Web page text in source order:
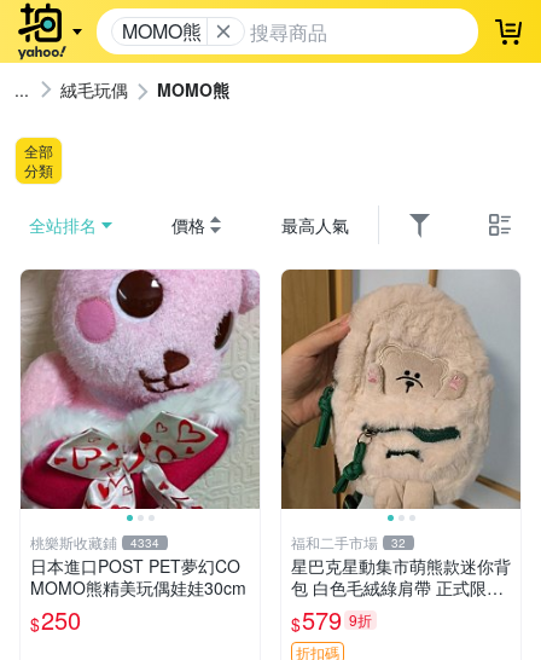
MOMO熊 登
絨毛玩偶 MOMO熊
全部
分類
全站排名 價格 最高人氣
桃樂斯收藏鋪 4334
日本進口POST PET夢幻CO
MOMO熊精美玩偶娃娃30cm
$250
福和二手市場 32
星巴克星動集市萌熊款迷你背
包 白色毛絨綠肩帶 正式限量
版 新品 上市未拆封 尺寸約20
公分 超適合收藏 迷你背包 毛
絨玩具 背包配件
$579 9折
折扣碼